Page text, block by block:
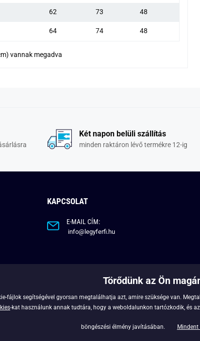
62 73 48
64 74 48
vannak megadva
Két napon belüli szállítás
minden raktáron lévő termékre 12-ig
KAPCSOLAT
E-MAIL CÍM:
info@legyferfi.hu
Copyright ©
Törődünk az Ön
fájlok segítségével gyorsan megtalálhatja azt, amire szüksége van.
-kat használunk annak tudtára, hogy a weboldalunkon tartózkodik, és
böngészési élmény javításában.